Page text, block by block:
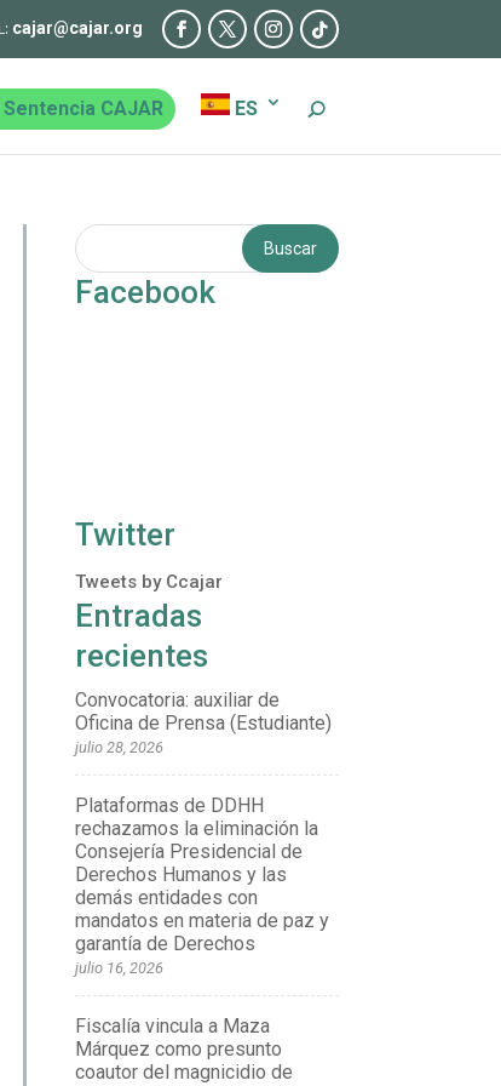
cajar@cajar.org
CAJAR ES
Facebook
Twitter
Tweets by Ccajar
Entradas
recientes
Convocatoria: auxiliar de
Oficina de Prensa (Estudiante)
julio 28, 2026
Plataformas de DDHH
rechazamos la eliminación la
Consejería Presidencial de
Derechos Humanos y las
demás entidades con
mandatos en materia de paz y
garantía de Derechos
julio 16, 2026
Fiscalía vincula a Maza
Márquez como presunto
coautor del magnicidio de